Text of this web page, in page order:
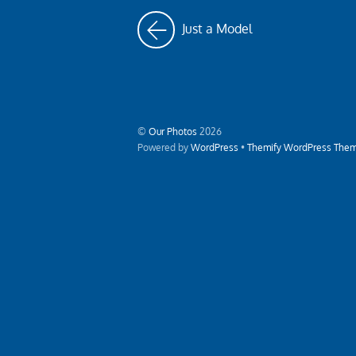
Just a Model
© Our Photos 2026
Powered byWordPress •Themify WordPress